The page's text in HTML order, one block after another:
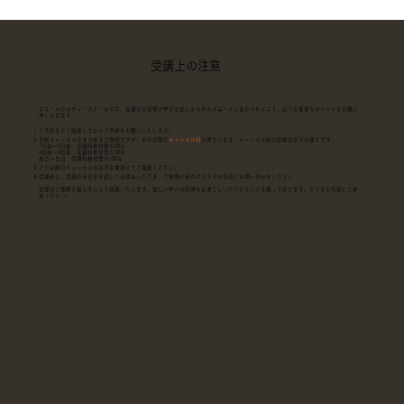
エミールカルチャースクールでは、受講生の皆様が学びを楽しみながらスムーズに進められるよう、以下の重要なポイントをお願い
申し上げます。
​ご予定をよく確認してからご予約をお願いいたします。
予約キャンセルは８日前まで無料ですが、それ以降は
キャンセル料 が発生します。キャンセル料の詳細は以下の通りです
7日前～5日前：受講料教材費の20％
4日前～2日前：受講料教材費の50％
前日～当日：受講料教材費の100％
７日以降のキャンセルは必ずお電話にてご連絡ください。
受講前に、受講の手引きを詳しくお読みいただき、ご質問があればどうぞお気軽にお問い合わせください
皆様のご理解と協力を心より感謝いたします。楽しい学びの時間をお過ごしいただけることを願っております。どうぞお気軽にご参
加ください。
受講上の注意